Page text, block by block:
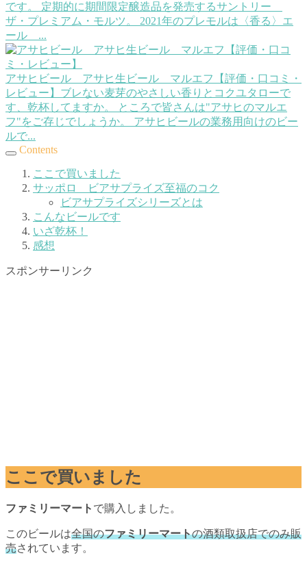
です。 定期的に期間限定醸造品を発売するサントリー
ザ・プレミアム・モルツ。 2021年のプレモルは〈香る〉エ
ール ...
アサヒビール アサヒ生ビール マルエフ【評価・口コミ・
レビュー】ブレない麦芽のやさしい香りとコクユタローで
す、乾杯してますか。 ところで皆さんは"アサヒのマルエ
フ"をご存じでしょうか。 アサヒビールの業務用向けのビー
ルで...
Contents
ここで買いました
サッポロ ビアサプライズ至福のコク
ビアサプライズシリーズとは
こんなビールです
いざ乾杯！
感想
スポンサーリンク
ここで買いました
ファミリーマート で購入しました。
このビールは全国のファミリーマートの酒類取扱店でのみ販
売されています。